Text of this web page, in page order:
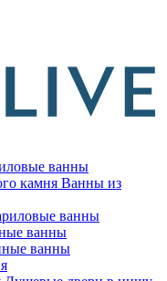
ванны
Ванны из
ванны
ванны
ванны